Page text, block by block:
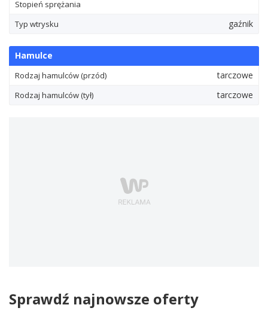
Stopień sprężania
Typ wtrysku
gaźnik
Hamulce
Rodzaj hamulców (przód) tarczowe
Rodzaj hamulców (tył) tarczowe
Sprawdź najnowsze oferty